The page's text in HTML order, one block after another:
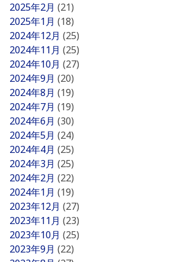
2025年2月 (21)
2025年1月 (18)
2024年12月 (25)
2024年11月 (25)
2024年10月 (27)
2024年9月 (20)
2024年8月 (19)
2024年7月 (19)
2024年6月 (30)
2024年5月 (24)
2024年4月 (25)
2024年3月 (25)
2024年2月 (22)
2024年1月 (19)
2023年12月 (27)
2023年11月 (23)
2023年10月 (25)
2023年9月 (22)